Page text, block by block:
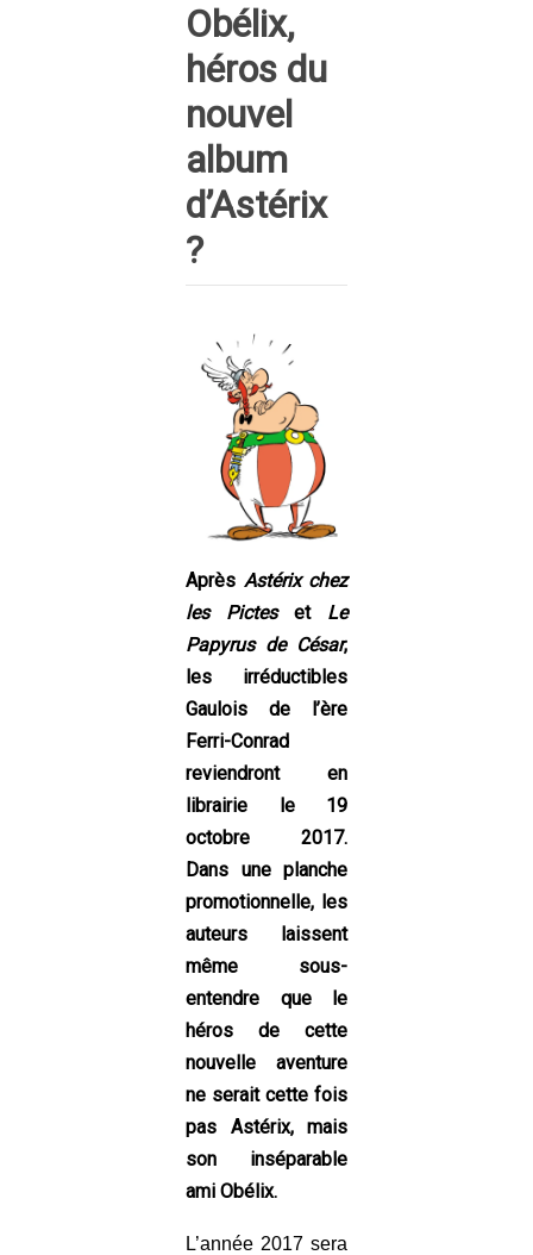
Obélix,
héros du
nouvel
album
d’Astérix
?
Après Astérix chez
les Picteset Le
Papyrus de César,
les irréductibles
Gaulois de l’ère
Ferri-Conrad
reviendront en
librairie le 19
octobre 2017.
Dans une planche
promotionnelle, les
auteurs laissent
même sous-
entendre que le
héros de cette
nouvelle aventure
ne serait cette fois
pas Astérix, mais
son inséparable
ami Obélix.
L’année 2017 sera